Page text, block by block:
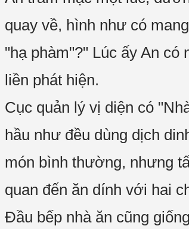
quay về, hình như có
"hạ phàm"?" Lúc ấy An có
liền phát hiện.
Cục quản lý vị diện có
hầu như đều dùng dịch
món bình thường, nhưng
quan đến ăn dính với hai
Đầu bếp nhà ăn cũng